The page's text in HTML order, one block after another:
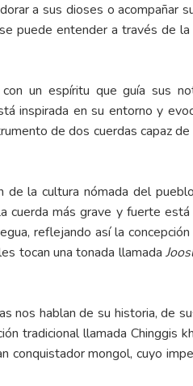
a sus dioses o acompañar
puede entender a través de
con un espíritu que guía sus
inspirada en su entorno y
de dos cuerdas capaz
la cultura nómada del
cuerda más grave y fuerte
reflejando así la
tocan una tonada llamada
nos hablan de su historia, de
tradicional llamada Chinggis
conquistador mongol, cuyo